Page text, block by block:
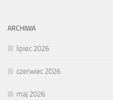
ARCHIWA
lipiec 2026
czerwiec 2026
maj 2026